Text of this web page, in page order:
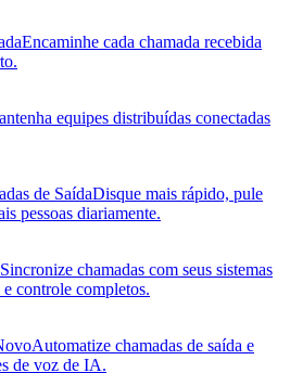
Encaminhe cada chamada recebida
equipes distribuídas conectadas
de SaídaDisque mais rápido, pule
pessoas diariamente.
Sincronize chamadas com seus sistemas
controle completos.
Automatize chamadas de saída e
de voz de IA.